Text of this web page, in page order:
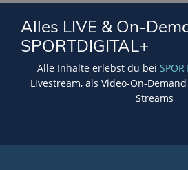
Alles LIVE & On-
SPORTDIGITAL+
Alle Inhalte erlebst du bei
Livestream, als Video-On-
Streams